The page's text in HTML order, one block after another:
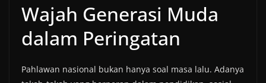
Wajah Generasi Muda
dalam Peringatan
Pahlawan nasional bukan hanya soal masa lalu. Adanya